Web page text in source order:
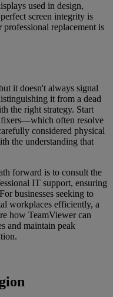
used in design,
screen integrity is
replacement is
it doesn't always signal
it from a dead
the right strategy. Start
often resolve
considered physical
the understanding that
forward is to consult the
IT support, ensuring
businesses seeking to
workplaces efficiently, a
how TeamViewer can
and maintain peak